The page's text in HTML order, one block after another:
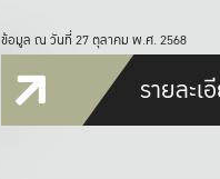
ข้อมูล ณ วันที่ 27 ตุลาคม พ.ศ. 2568
รายละเ